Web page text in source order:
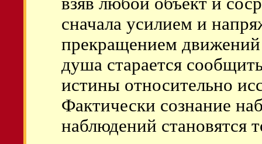
сначала усилием и
прекращением
душа старается
истины относительно
Фактически сознание
наблюдений становятся